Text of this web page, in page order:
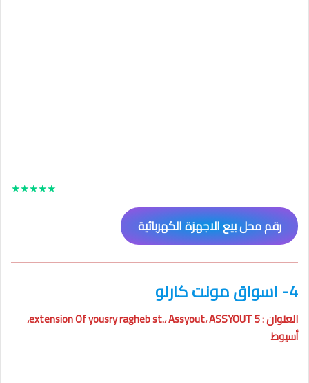
★
★
★
★
★
رقم محل بيع الاجهزة الكهربائية
4- اسواق مونت كارلو
العنوان : 5 extension Of yousry ragheb st.، Assyout، ASSYOUT،
أسيوط